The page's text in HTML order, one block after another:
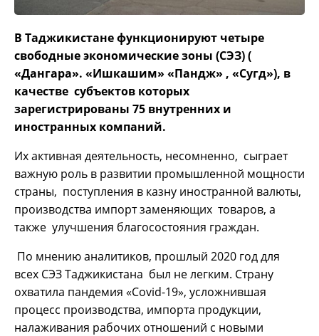
В Таджикистане функционируют четыре
свободные экономические зоны (СЭЗ) (
«Дангара». «Ишкашим» «Пандж» , «Сугд»), в
качестве субъектов которых
зарегистрированы 75 внутренних и
иностранных компаний.
Их активная деятельность, несомненно, сыграет
важную роль в развитии промышленной мощности
страны, поступления в казну иностранной валюты,
производства импорт заменяющих товаров, а
также улучшения благосостояния граждан.
По мнению аналитиков, прошлый 2020 год для
всех СЭЗ Таджикистана был не легким. Страну
охватила пандемия «Covid-19», усложнившая
процесс производства, импорта продукции,
налаживания рабочих отношений с новыми